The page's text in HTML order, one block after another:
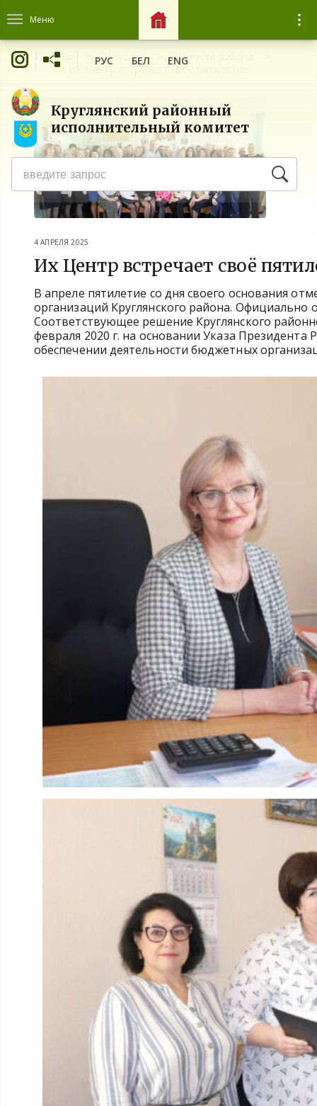
Меню
Круглянский районный
исполнительный комитет
РУС БЕЛ ENG
Главная Новости
Новости района
Их Центр встречает своё пятилетие
4 АПРЕЛЯ 2025
Их Центр встречает своё
В апреле пятилетие со дня своего основания
организаций Круглянского района. Официально
Соответствующее решение Круглянского
февраля 2020 г. на основании Указа Президента
обеспечении деятельности бюджетных